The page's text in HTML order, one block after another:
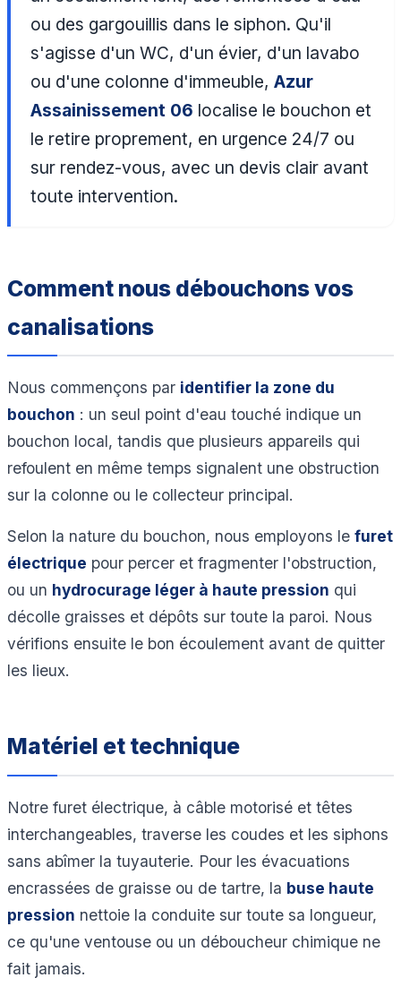
ou des gargouillis dans le siphon. Qu'il
s'agisse d'un WC, d'un évier, d'un lavabo
ou d'une colonne d'immeuble,Azur
Assainissement 06 localise le bouchon et
le retire proprement, en urgence 24/7 ou
sur rendez-vous, avec un devis clair avant
toute intervention.
Comment nous débouchons vos
canalisations
Nous commençons par identifier la zone du
bouchon : un seul point d'eau touché indique un
bouchon local, tandis que plusieurs appareils qui
refoulent en même temps signalent une obstruction
sur la colonne ou le collecteur principal.
Selon la nature du bouchon, nous employons le furet
électrique pour percer et fragmenter l'obstruction,
ou un hydrocurage léger à haute pression qui
décolle graisses et dépôts sur toute la paroi. Nous
vérifions ensuite le bon écoulement avant de quitter
les lieux.
Matériel et technique
Notre furet électrique, à câble motorisé et têtes
interchangeables, traverse les coudes et les siphons
sans abîmer la tuyauterie. Pour les évacuations
encrassées de graisse ou de tartre, la buse haute
pression nettoie la conduite sur toute sa longueur,
ce qu'une ventouse ou un déboucheur chimique ne
fait jamais.